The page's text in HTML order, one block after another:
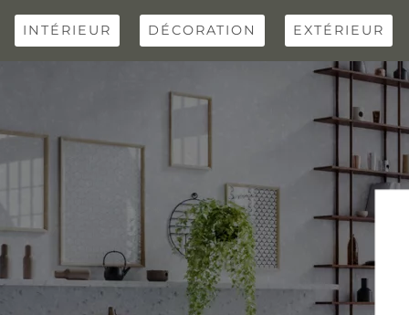
Skip
INTÉRIEUR DÉCORATION EXTÉRIEUR